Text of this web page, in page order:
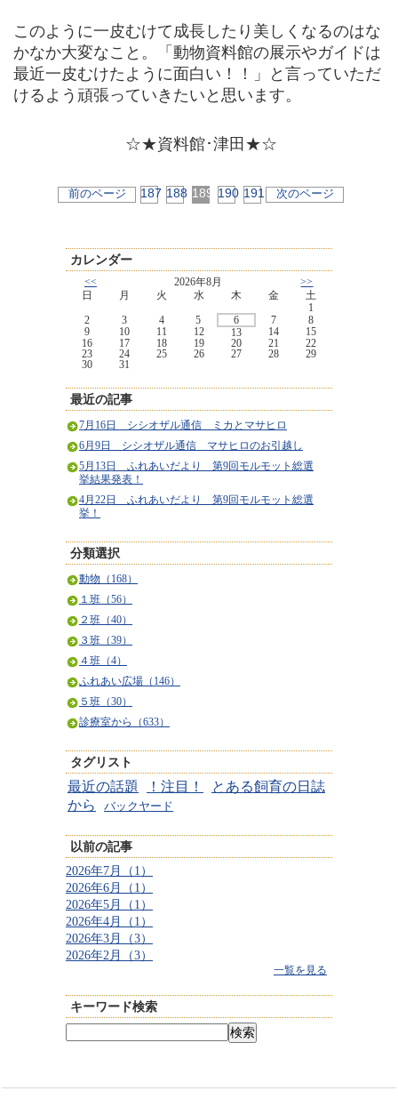
このように一皮むけて成長したり美しくなるのはな
かなか大変なこと。「動物資料館の展示やガイドは
最近一皮むけたように面白い！！」と言っていただ
けるよう頑張っていきたいと思います。
☆★資料館･津田★☆
前のページ 187 188 189 190 191 次のページ
カレンダー
<< 2026年8月
>>
日
月 火 水 木 金
土
1
2
3 4 5 6 7
8
9
10 11 12 13 14
15
16
17 18 19 20 21
22
23
24 25 26 27 28
29
30
31
最近の記事
7月16日 シシオザル通信 ミカとマサヒロ
6月9日 シシオザル通信 マサヒロのお引越し
5月13日 ふれあいだより 第9回モルモット総選
挙結果発表！
4月22日 ふれあいだより 第9回モルモット総選
挙！
分類選択
動物（168）
１班（56）
２班（40）
３班（39）
４班（4）
ふれあい広場（146）
５班（30）
診療室から（633）
タグリスト
最近の話題 ！注目！
とある飼育の日誌
から
バックヤード
以前の記事
2026年7月（1）
2026年6月（1）
2026年5月（1）
2026年4月（1）
2026年3月（3）
2026年2月（3）
一覧を見る
キーワード検索